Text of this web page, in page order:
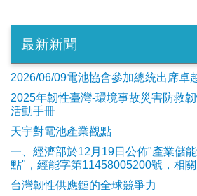
最新新聞
2026/06/09電池協會參加總統出席卓
2025年韌性臺灣-環境事故災害防救
活動手冊
天宇對電池產業觀點
一、經濟部於12月19日公佈"產業儲
點"，經能字第11458005200號，相關
台灣韌性供應鏈的全球競爭力